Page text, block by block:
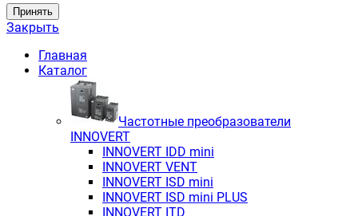
Принять
Закрыть
Главная
Каталог
Частотные преобразователи
INNOVERT
INNOVERT IDD mini
INNOVERT VENT
INNOVERT ISD mini
INNOVERT ISD mini PLUS
INNOVERT ITD